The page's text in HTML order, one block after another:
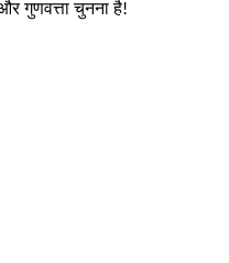
गुणवत्ता चुनना है!